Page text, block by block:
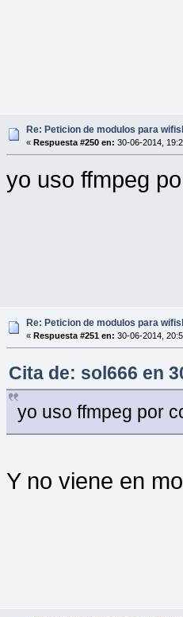
Re: Peticion de modulos para
« Respuesta #250 en: 30-06-2014,
yo uso ffmpeg
Re: Peticion de modulos para
« Respuesta #251 en: 30-06-2014,
Cita de: sol666 en
yo uso ffmpeg por
Y no viene en